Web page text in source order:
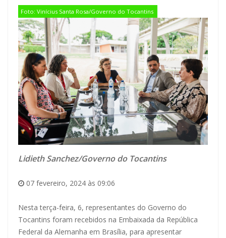
Foto: Vinícius Santa Rosa/Governo do Tocantins
Lidieth Sanchez/Governo do Tocantins
07 fevereiro, 2024 às 09:06
Nesta terça-feira, 6, representantes do Governo do
Tocantins foram recebidos na Embaixada da República
Federal da Alemanha em Brasília, para apresentar